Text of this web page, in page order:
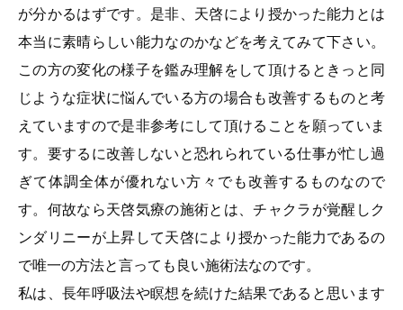
が分かるはずです。是非、天啓により授かった能力とは
本当に素晴らしい能力なのかなどを考えてみて下さい。
この方の変化の様子を鑑み理解をして頂けるときっと同
じような症状に悩んでいる方の場合も改善するものと考
えていますので是非参考にして頂けることを願っていま
す。要するに改善しないと恐れられている仕事が忙し過
ぎて体調全体が優れない方 々でも改善するものなので
す。何故なら天啓気療の施術とは、チャクラが覚醒しク
ンダリニーが上昇して天啓により授かった能力であるの
で唯一の方法と言っても良い施術法なのです。
私は、長年呼吸法や瞑想を続けた結果であると思います